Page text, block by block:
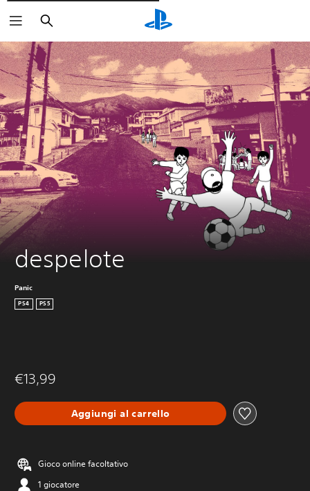
Cerca
despelote
Panic
PS4 PS5
€13,99
Aggiungi al carrello
Gioco online facoltativo
1 giocatore